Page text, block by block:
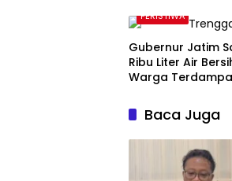
PERISTIWA
Gubernur Jatim
Ribu Liter Air
Warga
Trenggalek
Baca Juga